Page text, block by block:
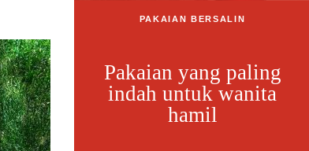
PAKAIAN BERSALIN
Pakaian yang paling
indah untuk wanita
hamil